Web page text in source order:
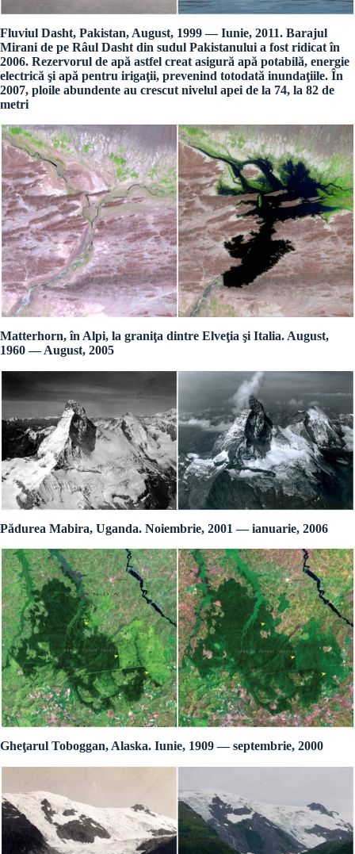
Fluviul Dasht, Pakistan, August, 1999 — Iunie, 2011. Barajul
Mirani de pe Râul Dasht din sudul Pakistanului a fost ridicat în
2006. Rezervorul de apă astfel creat asigură apă potabilă, energie
electrică şi apă pentru irigaţii, prevenind totodată inundaţiile. În
2007, ploile abundente au crescut nivelul apei de la 74, la 82 de
metri
Matterhorn, în Alpi, la graniţa dintre Elveţia şi Italia. August,
1960 — August, 2005
Pădurea Mabira, Uganda. Noiembrie, 2001 — ianuarie, 2006
Gheţarul Toboggan, Alaska. Iunie, 1909 — septembrie, 2000